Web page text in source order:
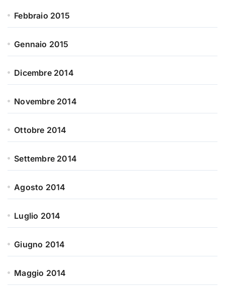
Febbraio 2015
Gennaio 2015
Dicembre 2014
Novembre 2014
Ottobre 2014
Settembre 2014
Agosto 2014
Luglio 2014
Giugno 2014
Maggio 2014